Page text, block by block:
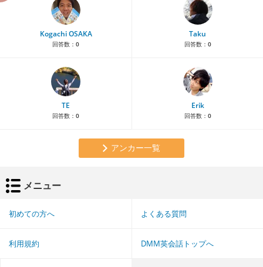
Kogachi OSAKA
回答数： 0
Taku
回答数： 0
TE
回答数： 0
Erik
回答数： 0
アンカー一覧
メニュー
初めての方へ よくある質問
利用規約 DMM英会話トップへ